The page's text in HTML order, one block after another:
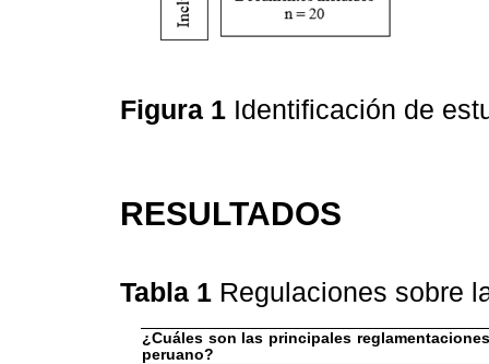
Figura 1 Identificación de
RESULTADOS
Tabla 1 Regulaciones sobre
¿Cuáles son las principales
peruano?